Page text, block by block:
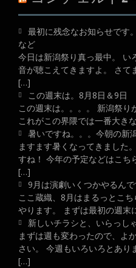
最初に残念なお知らせです
など
今日は新潟祭り真っ最中。 い
音が聴こえてきますよ。 さて
[…]
この週末は。8月8日＆9日
この週末は。。。。 新潟祭り
これがこの界隈では一番大き
暑いですね。。。今朝の新
ますます暑くなってきました
すね！ 今年の予定などはこち
[…]
9月は演劇いくつかやるん
ここ蔵織、8月はまるっとこ
やります。 まずは最初の週
新しいチラシと、いらっし
まずは週も変わったので、よ
さい。 今週もいろいろとあり
[…]